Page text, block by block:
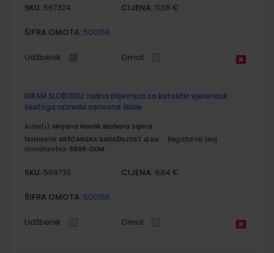
SKU: 567324 CIJENA: 11,08 €
ŠIFRA OMOTA: 500156
Udžbenik Omot
BIRAM SLOBODU; radna bilježnica za katolički vjeronauk
šestoga razreda osnovne škole
Autor(i): Mirjana Novak Barbara Sipina
Nakladnik: KRŠĆANSKA SADAŠNJOST d.o.o.
Registarski broj
ministarstva: 6698-DOM
SKU: 569733 CIJENA: 9,64 €
ŠIFRA OMOTA: 500156
Udžbenik Omot